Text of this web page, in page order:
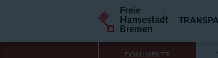
DOKUMENTE